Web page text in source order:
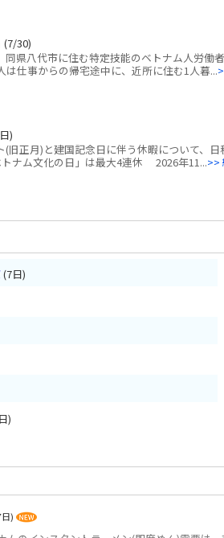
(7/30)
県八代市に住む特定技能のベトナム人労働
仕事からの帰宅途中に、近所に住む1人暮...
)
正月)と建国記念日に伴う休暇について、日
ナム文化の日」は最大4連休 2026年11...>>
(7日)
)
)